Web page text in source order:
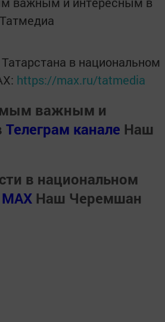
Татмедиа
в национальном
https://max.ru/tatmedia
важным и
Телеграм канале Наш
в национальном
MАХ Наш Черемшан